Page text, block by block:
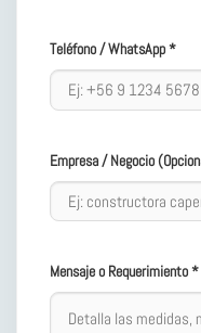
Teléfono / WhatsApp *
Empresa / Negocio
Mensaje o Requerimiento *